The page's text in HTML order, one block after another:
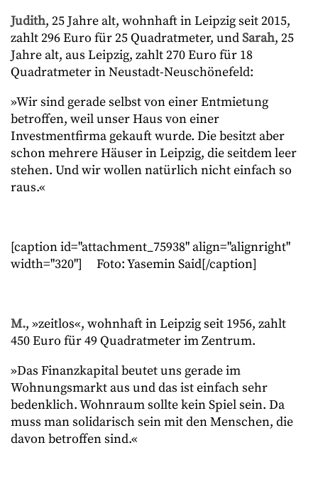
Judith, 25 Jahre alt, wohnhaft in Leipzig seit 2015,
zahlt 296 Euro für 25 Quadratmeter, undSarah, 25
Jahre alt, aus Leipzig, zahlt 270 Euro für 18
Quadratmeter in Neustadt-Neuschönefeld:
»Wir sind gerade selbst von einer Entmietung
betroffen, weil unser Haus von einer
Investmentfirma gekauft wurde. Die besitzt aber
schon mehrere Häuser in Leipzig, die seitdem leer
stehen. Und wir wollen natürlich nicht einfach so
raus.«
[caption id="attachment_75938" align="alignright"
width="320"]
Foto: Yasemin Said[/caption]
M., »zeitlos«, wohnhaft in Leipzig seit 1956, zahlt
450 Euro für 49 Quadratmeter im Zentrum.
»Das Finanzkapital beutet uns gerade im
Wohnungsmarkt aus und das ist einfach sehr
bedenklich. Wohnraum sollte kein Spiel sein. Da
muss man solidarisch sein mit den Menschen, die
davon betroffen sind.«